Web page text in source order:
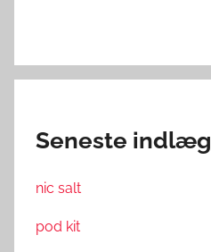
Seneste indlæg
nic salt
pod kit